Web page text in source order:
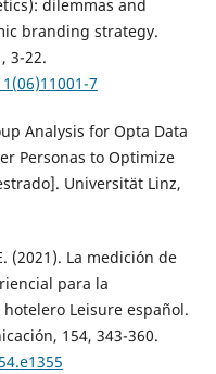
dilemmas and
branding strategy.
3-22.
7
Analysis for Opta Data
Personas to Optimize
Universität Linz,
(2021). La medición de
para la
Leisure español.
154, 343-360.